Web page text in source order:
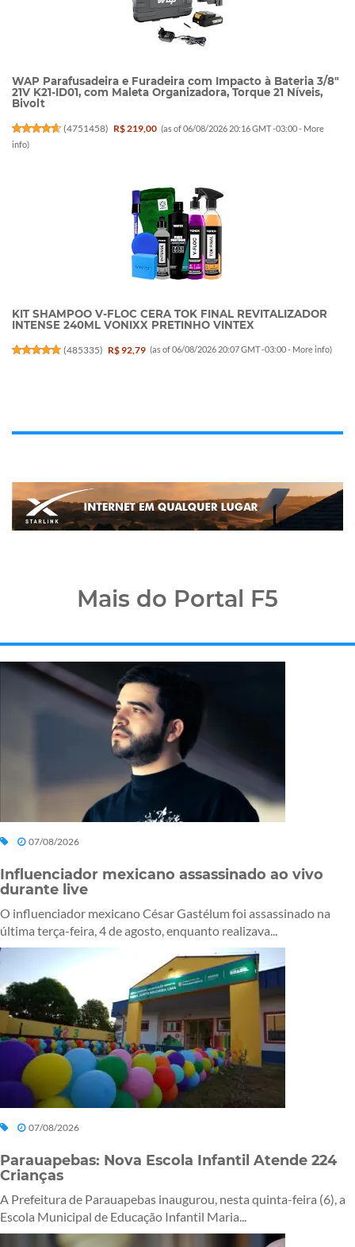
WAP Parafusadeira e Furadeira com Impacto à Bateria 3/8"
21V K21-ID01, com Maleta Organizadora, Torque 21 Níveis,
Bivolt
(4751458) R$ 219,00 (as of 06/08/2026 20:16 GMT -03:00 - More
info)
KIT SHAMPOO V-FLOC CERA TOK FINAL REVITALIZADOR
INTENSE 240ML VONIXX PRETINHO VINTEX
(485335) R$ 92,79 (as of 06/08/2026 20:07 GMT -03:00 - More info)
Mais do Portal F5
07/08/2026
Influenciador mexicano assassinado ao vivo
durante live
O influenciador mexicano César Gastélum foi assassinado na
última terça-feira, 4 de agosto, enquanto realizava...
07/08/2026
Parauapebas: Nova Escola Infantil Atende 224
Crianças
A Prefeitura de Parauapebas inaugurou, nesta quinta-feira (6), a
Escola Municipal de Educação Infantil Maria...